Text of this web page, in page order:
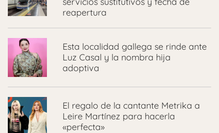
reapertura
Esta localidad gallega se rinde ante
Luz Casal y la nombra hija
adoptiva
El regalo de la cantante Metrika a
Leire Martínez para hacerla
«perfecta»